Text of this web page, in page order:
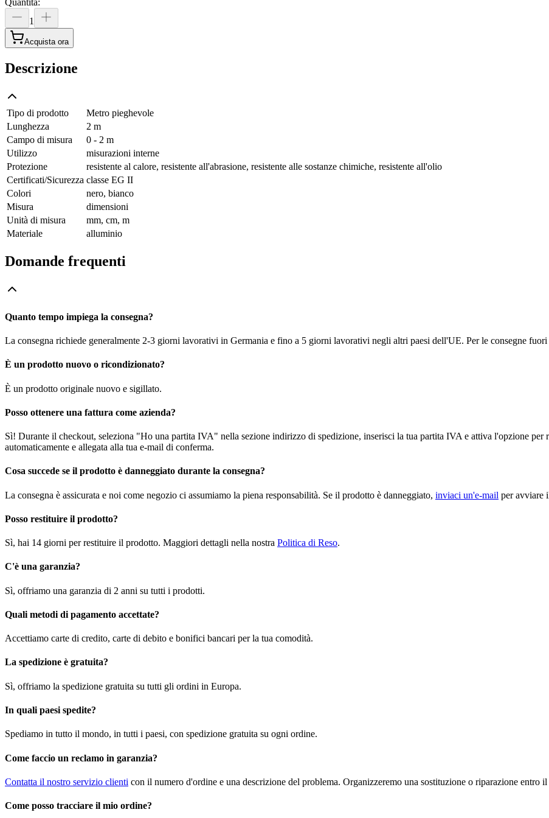
1
Acquista ora
Descrizione
Tipo di prodotto
Metro pieghevole
Lunghezza
2 m
Campo di misura
0 - 2 m
Utilizzo
misurazioni interne
Protezione
resistente al calore, resistente all'abrasione, resistente alle sostanze chimiche, resistente all'olio
Certificati/Sicurezza classe EG II
Colori
nero, bianco
Misura
dimensioni
Unità di misura
mm, cm, m
Materiale
alluminio
Domande frequenti
Quanto tempo impiega la consegna?
La consegna richiede generalmente 2-3 giorni lavorativi in Germania e fino a 5 giorni lavorativi negli altri paesi dell'UE. Per le consegne
È un prodotto nuovo o ricondizionato?
È un prodotto originale nuovo e sigillato.
Posso ottenere una fattura come azienda?
Sì! Durante il checkout, seleziona "Ho una partita IVA" nella sezione indirizzo di spedizione, inserisci la tua partita IVA e attiva l'opzione
automaticamente e allegata alla tua e-mail di conferma.
Cosa succede se il prodotto è danneggiato durante la consegna?
La consegna è assicurata e noi come negozio ci assumiamo la piena responsabilità. Se il prodotto è danneggiato, inviaci un'e-mail per avviare
Posso restituire il prodotto?
Sì, hai 14 giorni per restituire il prodotto. Maggiori dettagli nella nostra Politica di Reso.
C'è una garanzia?
Sì, offriamo una garanzia di 2 anni su tutti i prodotti.
Quali metodi di pagamento accettate?
Accettiamo carte di credito, carte di debito e bonifici bancari per la tua comodità.
La spedizione è gratuita?
Sì, offriamo la spedizione gratuita su tutti gli ordini in Europa.
In quali paesi spedite?
Spediamo in tutto il mondo, in tutti i paesi, con spedizione gratuita su ogni ordine.
Come faccio un reclamo in garanzia?
Contatta il nostro servizio clienti con il numero d'ordine e una descrizione del problema. Organizzeremo una sostituzione o riparazione entro
Come posso tracciare il mio ordine?